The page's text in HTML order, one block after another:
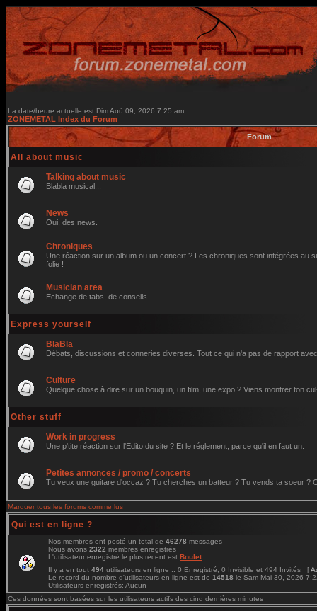
La date/heure actuelle est Dim Aoû 09, 2026 7:25 am
ZONEMETAL Index du Forum
Forum
All about music
Talking about music
Blabla musical...
News
Oui, des news.
Chroniques
Une réaction sur un album ou un concert ? Les chroniques sont intégrées au
folie !
Musician area
Echange de tabs, de conseils...
Express yourself
BlaBla
Débats, discussions et conneries diverses. Tout ce qui n'a pas de rapport
Culture
Quelque chose à dire sur un bouquin, un film, une expo ? Viens montrer ton
Other stuff
Work in progress
Une p'tite réaction sur l'Edito du site ? Et le réglement, parce qu'il en faut un.
Petites annonces / promo / concerts
Tu veux une guitare d'occaz ? Tu cherches un batteur ? Tu vends ta soeur ?
Marquer tous les forums comme lus
Qui est en ligne ?
Nos membres ont posté un total de 46278 messages
Nous avons 2322 membres enregistrés
L'utilisateur enregistré le plus récent est Boulet
Il y a en tout 494 utilisateurs en ligne :: 0 Enregistré, 0 Invisible et 494 Invités [
Le record du nombre d'utilisateurs en ligne est de 14518 le Sam Mai 30, 2026
Utilisateurs enregistrés: Aucun
Ces données sont basées sur les utilisateurs actifs des cinq dernières minutes